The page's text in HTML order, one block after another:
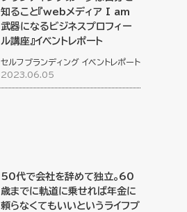
知ること『webメディア I am
武器になるビジネスプロフィー
ル講座』イベントレポート
セルフブランディング イベントレポート
2023.06.05
50代で会社を辞めて独立。60
歳までに軌道に乗せれば年金に
頼らなくてもいいというライフプ